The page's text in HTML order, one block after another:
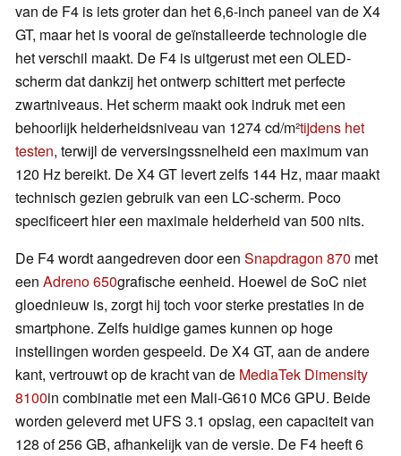
van de F4 is iets groter dan het 6,6-inch paneel van de X4
GT, maar het is vooral de geïnstalleerde technologie die
het verschil maakt. De F4 is uitgerust met een OLED-
scherm dat dankzij het ontwerp schittert met perfecte
zwartniveaus. Het scherm maakt ook indruk met een
behoorlijk helderheidsniveau van 1274 cd/m²tijdens het
testen, terwijl de verversingssnelheid een maximum van
120 Hz bereikt. De X4 GT levert zelfs 144 Hz, maar maakt
technisch gezien gebruik van een LC-scherm. Poco
specificeert hier een maximale helderheid van 500 nits.
De F4 wordt aangedreven door een Snapdragon 870 met
een Adreno 650grafische eenheid. Hoewel de SoC niet
gloednieuw is, zorgt hij toch voor sterke prestaties in de
smartphone. Zelfs huidige games kunnen op hoge
instellingen worden gespeeld. De X4 GT, aan de andere
kant, vertrouwt op de kracht van de MediaTek Dimensity
8100in combinatie met een Mali-G610 MC6 GPU. Beide
worden geleverd met UFS 3.1 opslag, een capaciteit van
128 of 256 GB, afhankelijk van de versie. De F4 heeft 6